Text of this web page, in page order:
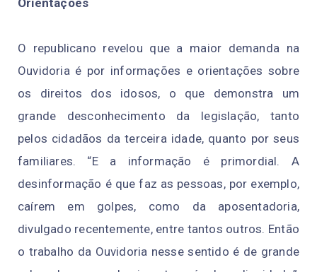
O republicano revelou que a maior demanda na
Ouvidoria é por informações e orientações sobre
os direitos dos idosos, o que demonstra um
grande desconhecimento da legislação, tanto
pelos cidadãos da terceira idade, quanto por seus
familiares. “E a informação é primordial. A
desinformação é que faz as pessoas, por exemplo,
caírem em golpes, como da aposentadoria,
divulgado recentemente, entre tantos outros. Então
o trabalho da Ouvidoria nesse sentido é de grande